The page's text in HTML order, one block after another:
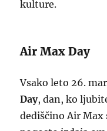
kulture.
Air Max Day
Vsako leto 26.
Day, dan, ko
dediščino Air Max